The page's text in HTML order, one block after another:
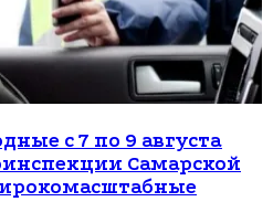
с 7 по 9 августа
Самарской